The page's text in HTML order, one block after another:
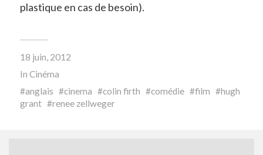
plastique en cas de besoin).
18 juin, 2012
In Cinéma
anglais
cinema colin firth comédie film
hugh
grant
renee zellweger